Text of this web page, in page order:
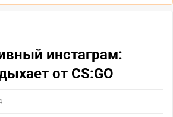
инстаграм:
от CS:GO